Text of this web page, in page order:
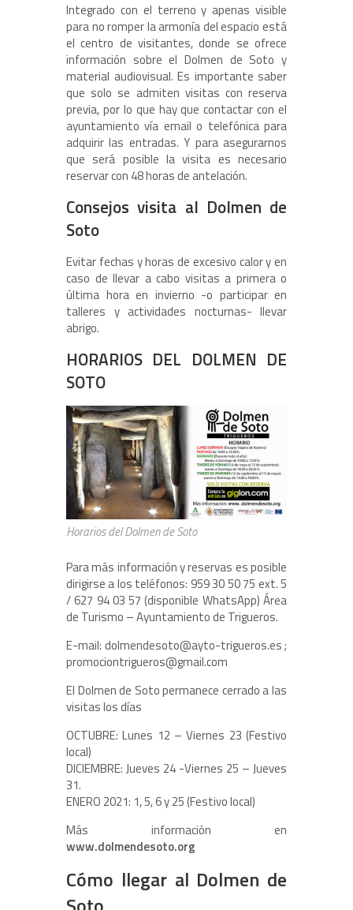
Integrado con el terreno y apenas visible
para no romper la armonía del espacio está
el centro de visitantes, donde se ofrece
información sobre el Dolmen de Soto y
material audiovisual. Es importante saber
que solo se admiten visitas con reserva
previa, por lo que hay que contactar con el
ayuntamiento vía email o telefónica para
adquirir las entradas. Y para asegurarnos
que será posible la visita es necesario
reservar con 48 horas de antelación.
Consejos visita al Dolmen de
Soto
Evitar fechas y horas de excesivo calor y en
caso de llevar a cabo visitas a primera o
última hora en invierno -o participar en
talleres y actividades nocturnas- llevar
abrigo.
HORARIOS DEL DOLMEN DE
SOTO
Horarios del Dolmen de Soto
Para más información y reservas es posible
dirigirse a los teléfonos: 959 30 50 75 ext. 5
/ 627 94 03 57 (disponible WhatsApp) Área
de Turismo – Ayuntamiento de Trigueros.
E-mail: dolmendesoto@ayto-trigueros.es ;
promociontrigueros@gmail.com
El Dolmen de Soto permanece cerrado a las
visitas los días
OCTUBRE: Lunes 12 – Viernes 23 (Festivo
local)
DICIEMBRE: Jueves 24 -Viernes 25 – Jueves
31.
ENERO 2021: 1, 5, 6 y 25 (Festivo local)
Más información en
www.dolmendesoto.org
Cómo llegar al Dolmen de